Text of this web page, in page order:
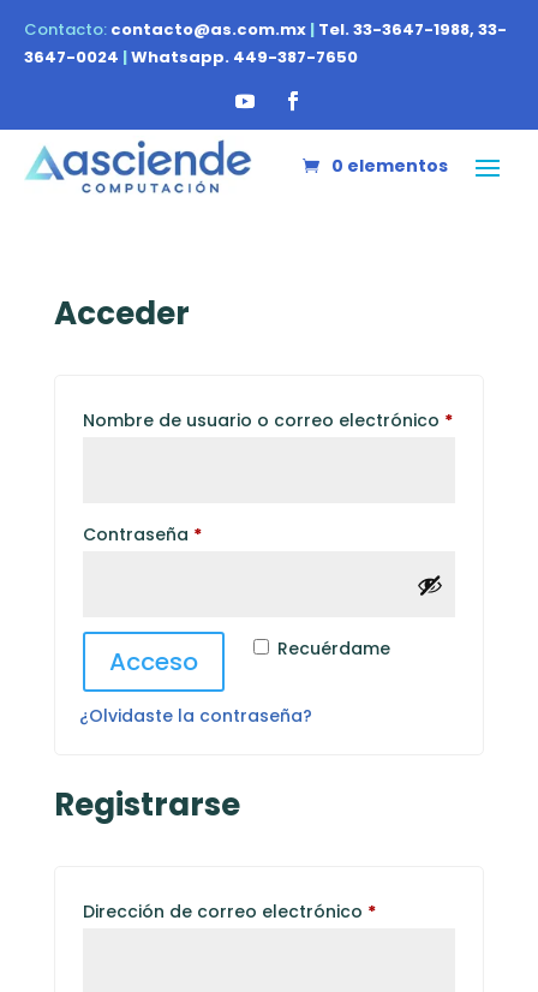
Contacto: contacto@as.com.mx | Tel. 33-3647-1988, 33-
3647-0024 |Whatsapp. 449-387-7650
0 elementos
Acceder
Nombre de usuario o correo electrónico *
Contraseña *Obligatorio
Recuérdame
Acceso
¿Olvidaste la contraseña?
Registrarse
Dirección de correo electrónico *Obligatorio